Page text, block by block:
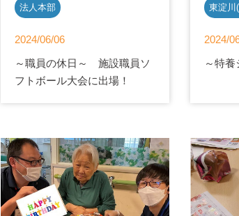
法人本部
2024/06/06
～職員の休日～ 施設職員ソ
フトボール大会に出場！
東淀川
2024/
～特養